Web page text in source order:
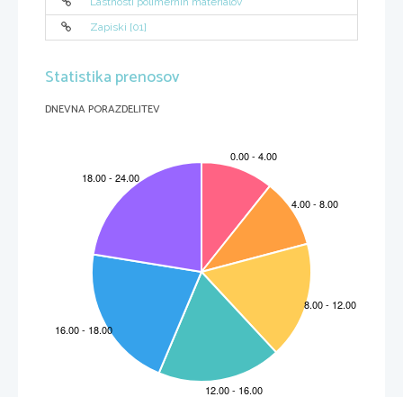
Zapiski [01]
Statistika prenosov
DNEVNA PORAZDELITEV